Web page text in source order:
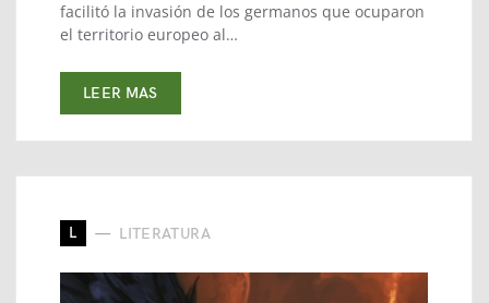
facilitó la invasión de los germanos que ocuparon
el territorio europeo al…
LEER MAS
L LITERATURA